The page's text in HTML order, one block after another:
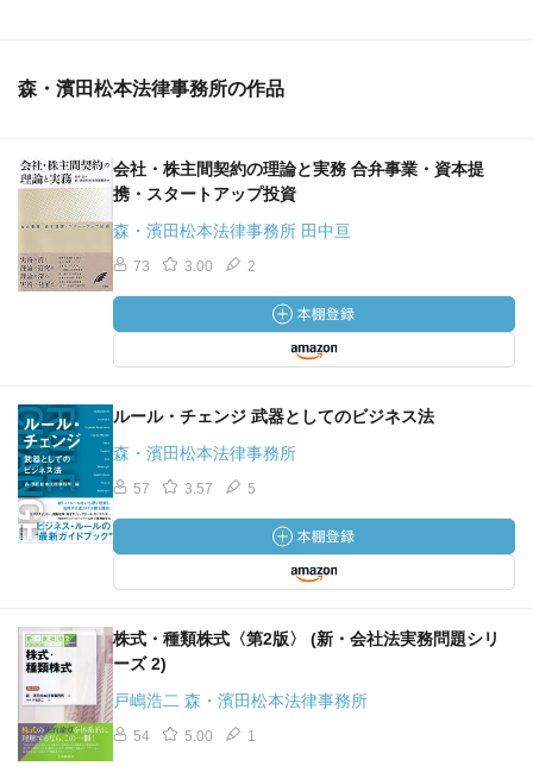
森・濱田松本法律事務所の作品
会社・株主間契約の理論と実務 合弁事業・資本提
携・スタートアップ投資
森・濱田松本法律事務所 田中亘
73 3.00 2
ルール・チェンジ 武器としてのビジネス法
森・濱田松本法律事務所
57 3.57 5
株式・種類株式〈第2版〉 (新・会社法実務問題シリ
ーズ 2)
戸嶋浩二 森・濱田松本法律事務所
54 5.00 1